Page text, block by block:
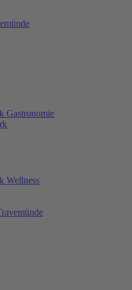
Gastronomie
Wellness